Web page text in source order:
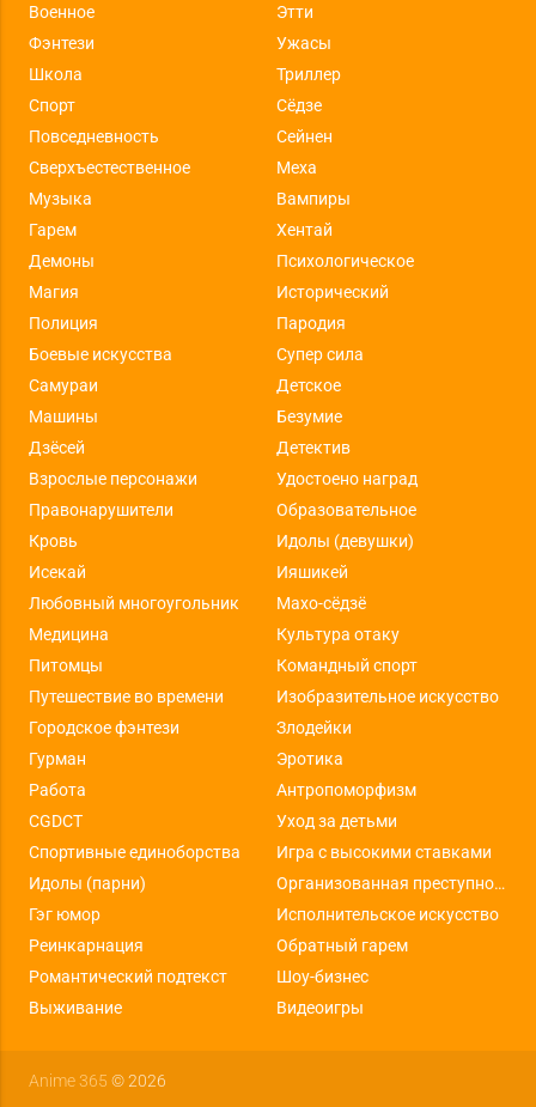
Военное
Этти
Фэнтези
Ужасы
Школа
Триллер
Спорт
Сёдзе
Повседневность
Сейнен
Сверхъестественное
Меха
Музыка
Вампиры
Гарем
Хентай
Демоны
Психологическое
Магия
Исторический
Полиция
Пародия
Боевые искусства
Супер сила
Самураи
Детское
Машины
Безумие
Дзёсей
Детектив
Взрослые персонажи
Удостоено наград
Правонарушители
Образовательное
Кровь
Идолы (девушки)
Исекай
Ияшикей
Любовный многоугольник
Махо-сёдзё
Медицина
Культура отаку
Питомцы
Командный спорт
Путешествие во времени
Изобразительное искусство
Городское фэнтези
Злодейки
Гурман
Эротика
Работа
Антропоморфизм
CGDCT
Уход за детьми
Спортивные единоборства
Игра с высокими ставками
Идолы (парни)
Организованная преступность
Гэг юмор
Исполнительское искусство
Реинкарнация
Обратный гарем
Романтический подтекст
Шоу-бизнес
Выживание
Видеоигры
Anime 365 © 2026